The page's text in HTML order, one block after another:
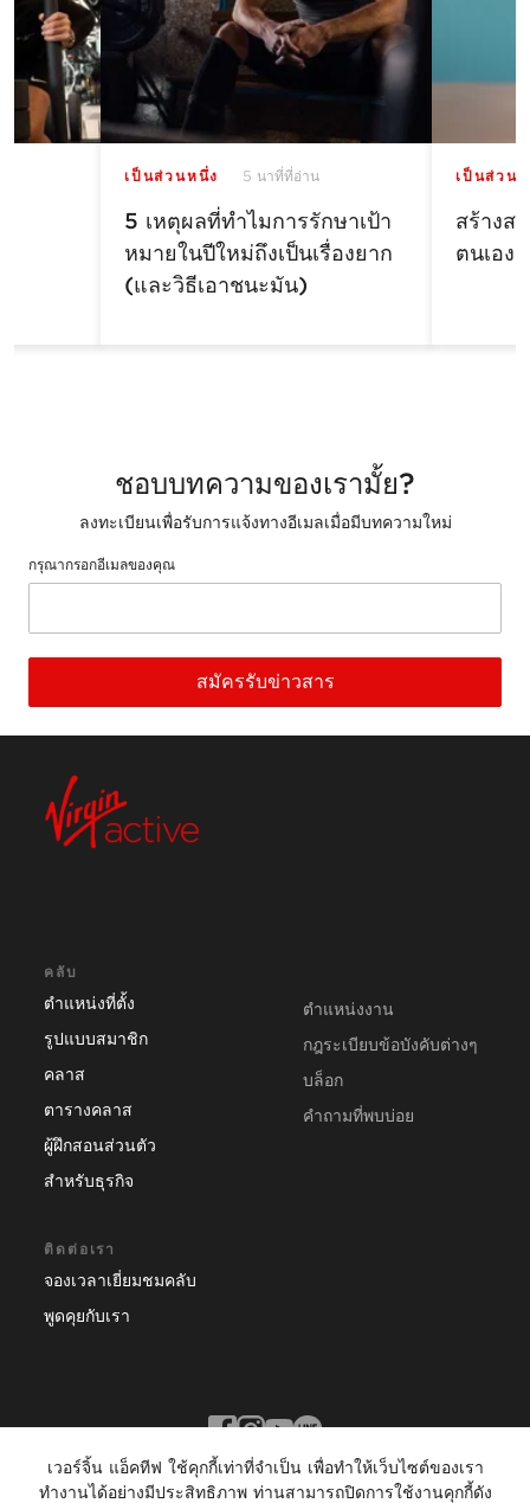
เป็นส่วนหนึ่ง 5 นาที่ที่อ่าน
5 เหตุผลที่ทำไมการรักษาเป้า
หมายในปีใหม่ถึงเป็นเรื่องยาก
(และวิธีเอาชนะมัน)
เป็นส่วน
สร้างส
ตนเอง
ชอบบทความของเรามั้ย?
ลงทะเบียนเพื่อรับการแจ้งทางอีเมลเมื่อมีบทความใหม่
กรุณากรอกอีเมลของคุณ
สมัครรับข่าวสาร
เวอร์จิ้น แอ็คทีฟ ใช้คุกกี้เท่าที่จำเป็น เพื่อทำให้เว็บไซต์ของเรา
ทำงานได้อย่างมีประสิทธิภาพ ท่านสามารถปิดการใช้งานคุกกี้ดัง
คลับ
ตำแหน่งที่ตั้ง
รูปแบบสมาชิก
คลาส
ตารางคลาส
ผู้ฝึกสอนส่วนตัว
สำหรับธุรกิจ
ติดต่อเรา
จองเวลาเยี่ยมชมคลับ
พูดคุยกับเรา
ตำแหน่งงาน
กฎระเบียบข้อบังคับต่างๆ
บล็อก
คําถามที่พบบ่อย